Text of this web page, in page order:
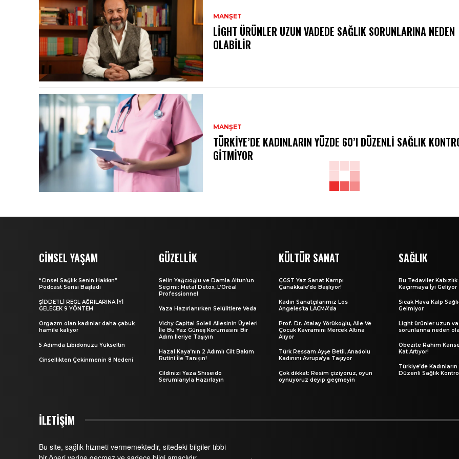
MANŞET
LIGHT ÜRÜNLER UZUN VADEDE SAĞLIK SORUNLARINA NEDEN
OLABILIR
MANŞET
TÜRKIYE’DE KADINLARIN YÜZDE 60’I DÜZENLI SAĞLIK
GITMIYOR
CINSEL YAŞAM
“Cinsel Sağlık Senin Hakkın”
Podcast Serisi Başladı
ŞİDDETLİ REGL AĞRILARINA İYİ
GELECEK 9 YÖNTEM
Orgazm olan kadınlar daha çabuk
hamile kalıyor
5 Adımda Libidonuzu Yükseltin
Cinsellikten Çekinmenin 8 Nedeni
GÜZELLIK
Selin Yağcıoğlu ve Damla Altun’un
Seçimi: Metal Detox, L’Oréal
Professionnel
Yaza Hazırlanırken Selülitlere Veda
Vichy Capital Soleil Ailesinin Üyeleri
İle Bu Yaz Güneş Korumasını Bir
Adım İleriye Taşıyın
Hazal Kaya’nın 2 Adımlı Cilt Bakım
Rutini İle Tanışın!
Cildinizi Yaza Shıseıdo
Serumlarıyla Hazırlayın
KÜLTÜR SANAT
ÇGST Yaz Sanat Kampı
Çanakkale’de Başlıyor!
Kadın Sanatçılarımız Los
Angeles’ta LACMA’da
Prof. Dr. Atalay Yörükoğlu, Aile Ve
Çocuk Kavramını Mercek Altına
Alıyor
Türk Ressam Ayşe Betil, Anadolu
Kadınını Avrupa’ya Taşıyor
Çok dikkat: Resim çiziyoruz, oyun
oynuyoruz deyip geçmeyin
SAĞLIK
Bu Tedaviler Kabızlık
Kaçırmaya İyi Geliyor
Sıcak Hava Kalp
Gelmiyor
Light ürünler uzun
sorunlarına neden
Obezite Rahim
Kat Artıyor!
Türkiye’de Kadınların
Düzenli Sağlık
İLETİŞİM
Bu site, sağlık hizmeti vermemektedir, sitedeki bilgiler tıbbi